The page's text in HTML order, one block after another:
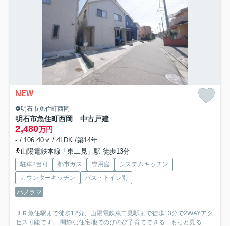
NEW
明石市魚住町西岡
明石市魚住町西岡 中古戸建
2,480万円
- / 106.40㎡ / 4LDK /築14年
山陽電鉄本線「東二見」駅 徒歩13分
駐車2台可 都市ガス 専用庭
システムキッチン
カウンターキッチン
バス・トイレ別
パノラマ
ＪＲ魚住駅まで徒歩12分、山陽電鉄東二見駅まで徒歩13分で2WAYアク
セス可能です。 閑静な住宅地でのびのび子育てできる...
もっと見る